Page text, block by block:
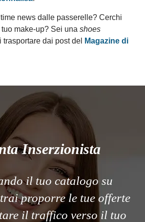
news dalle passerelle? Cerchi
tuo make-up? Sei una shoes
trasportare dai post del
Magazine di
Inserzionista
il tuo catalogo su
proporre le tue offerte
il traffico verso il tuo